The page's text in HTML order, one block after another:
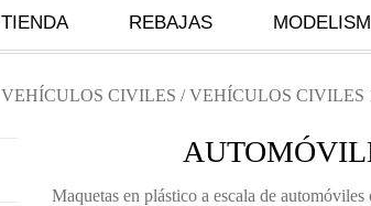
TIENDA REBAJAS
VEHÍCULOS CIVILES / VEHÍCULOS CIVILES
Maquetas en plástico a escala de